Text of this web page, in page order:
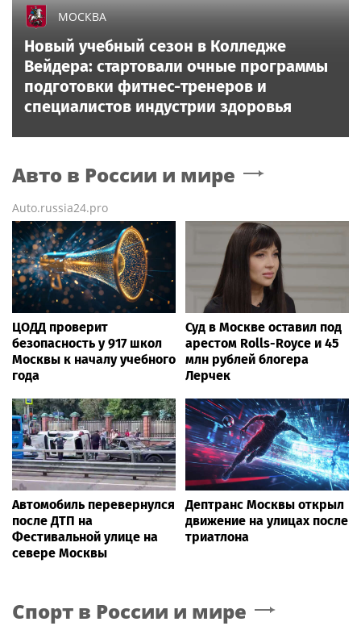
МОСКВА
Новый учебный сезон в Колледже
Вейдера: стартовали очные программы
подготовки фитнес-тренеров и
специалистов индустрии здоровья
Авто в России и мире
Auto.russia24.pro
ЦОДД проверит
безопасность у 917 школ
Москвы к началу учебного
года
Суд в Москве оставил под
арестом Rolls-Royce и 45
млн рублей блогера
Лерчек
Автомобиль перевернулся
после ДТП на
Фестивальной улице на
севере Москвы
Дептранс Москвы открыл
движение на улицах после
триатлона
Спорт в России и мире